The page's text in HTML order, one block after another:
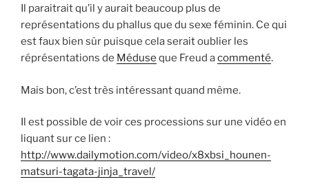
Il paraitrait qu’il y aurait beaucoup plus de
représentations du phallus que du sexe féminin. Ce qui
est faux bien sûr puisque cela serait oublier les
réprésentations de Méduse que Freud acommenté.
Mais bon, c’est très intéressant quand même.
Il est possible de voir ces processions sur une vidéo en
liquant sur ce lien :
http://www.dailymotion.com/video/x8xbsi_hounen-
matsuri-tagata-jinja_travel/